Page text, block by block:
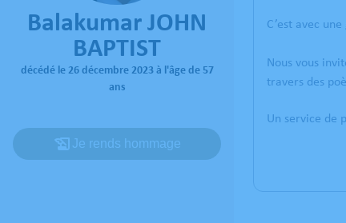
Balakumar JOHN
BAPTIST
décédé le 26 décembre 2023 à l'âge de 57
ans
Je rends hommage
C’est avec
Nous vous
travers des
Un service de